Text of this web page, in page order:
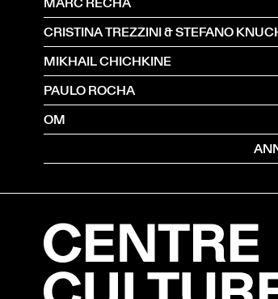
CRISTINA TREZZINI & STEFANO
MIKHAIL CHICHKINE
PAULO ROCHA
OM